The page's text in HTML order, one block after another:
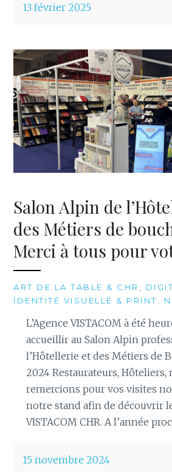
13 février 2025
Salon Alpin de
des Métiers de
Merci à tous pour
ART DE LA TABLE & CHR
IDENTITÉ VISUELLE & PRINT
L’Agence VISTACOM à été
accueillir au Salon Alpin
l’Hôtellerie et des Métiers de
2024 Restaurateurs, Hôteliers,
remercions pour vos visites
notre stand afin de découvrir
VISTACOM CHR. A l’année
15 novembre 2024